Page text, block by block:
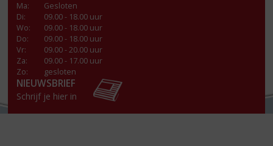
Ma:
Gesloten
Di:
09.00 - 18.00 uur
Wo:
09.00 - 18.00 uur
Do:
09.00 - 18.00 uur
Vr:
09.00 - 20.00 uur
Za:
09.00 - 17.00 uur
Zo:
gesloten
NIEUWSBRIEF
Schrijf je hier in